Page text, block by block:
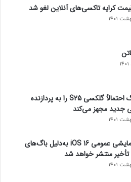
کرایه تاکسی‌های آنلاین لغو شد
سامسونگ احتمالاً گلکسی S25 را به پردازنده
جدید مجهز می‌کند
نسخه آزمایشی عمومی iOS 16 به‌دلیل باگ‌های
تأخیر منتشر خواهد شد